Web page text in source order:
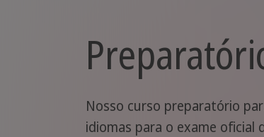
Nosso curso preparatório
idiomas para o exame oficial